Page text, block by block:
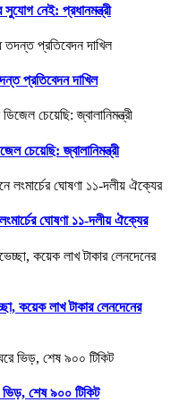
নেই: প্রধানমন্ত্রী
প্রতিবেদন দাখিল
চেয়েছি: জ্বালানিমন্ত্রী
ঘোষণা ১১-দলীয় ঐক্যের
কয়েক লাখ টাকার লেনদেনের
শেষ ৯০০ টিকিট